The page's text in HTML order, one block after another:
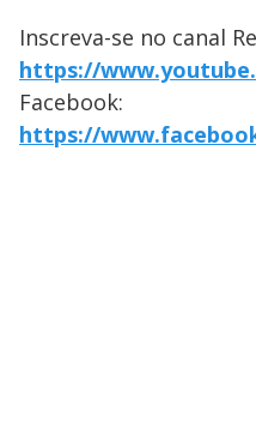
Inscreva-se no canal
https://
Facebook:
https://